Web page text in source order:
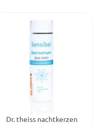
Dr. theiss nachtkerzen